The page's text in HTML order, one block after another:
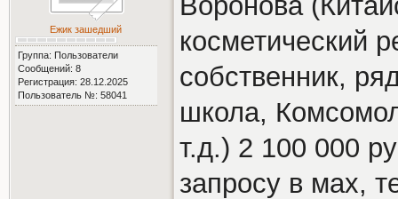
Ежик зашедший
Группа: Пользователи
Сообщений: 8
Регистрация: 28.12.2025
Пользователь №: 58041
косметический
собственник,
школа,
т.д.) 2 100 000
запросу в мах,